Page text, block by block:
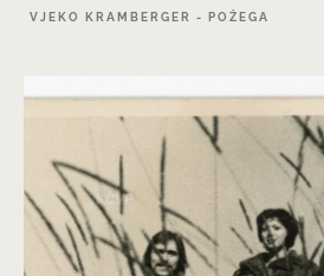
VJEKO KRAMBERGER - POŽEGA